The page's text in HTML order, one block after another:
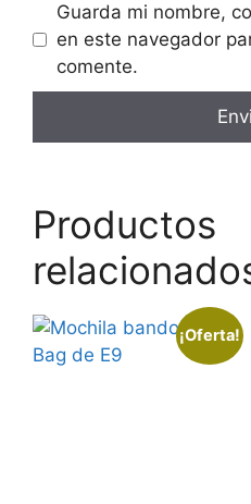
Guarda mi nombre,
en este navegador
comente.
Productos
¡Oferta!